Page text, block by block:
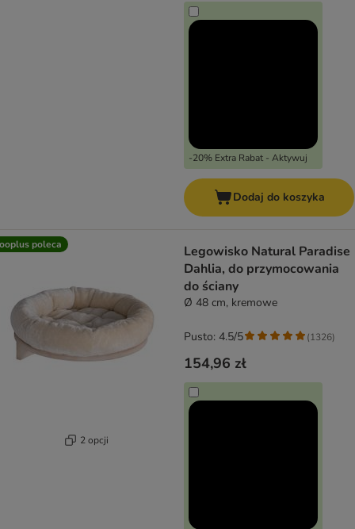
-20% Extra Rabat - Aktywuj
Dodaj do koszyka
poleca
2 opcji
Legowisko Natural Paradise
Dahlia, do przymocowania
do ściany
Ø 48 cm, kremowe
154,96 zł
Pusto: 4.5/5 (1326)